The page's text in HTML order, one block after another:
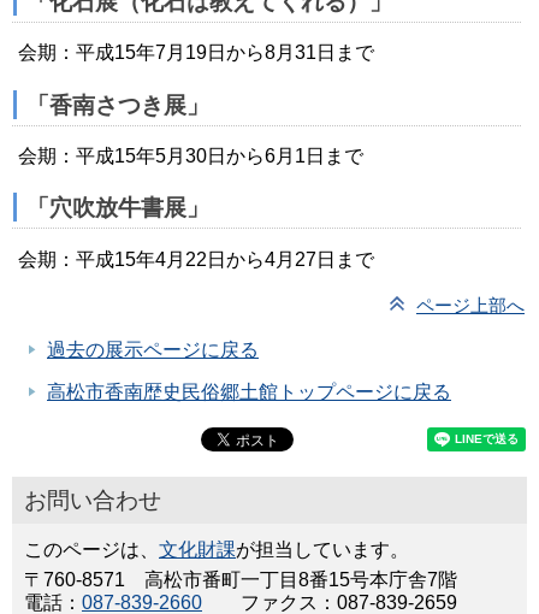
会期：平成15年7月19日から8月31日まで
「香南さつき展」
会期：平成15年5月30日から6月1日まで
「穴吹放牛書展」
会期：平成15年4月22日から4月27日まで
ページ上部へ
過去の展示ページに戻る
高松市香南歴史民俗郷土館トップページに戻る
お問い合わせ
このページは、 文化財課が担当しています。
〒760-8571 高松市番町一丁目8番15号本庁舎7階
電話： 087-839-2660 ファクス：087-839-2659